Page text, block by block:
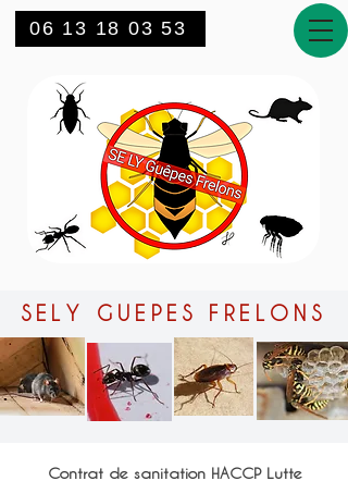
06 13 18 03 53
SELY GUEPES FRELONS
Contrat de sanitation HACCP Lutte